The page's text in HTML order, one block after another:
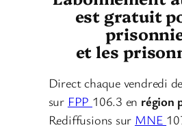
est gratuit
et les
Direct chaque vendredi
sur FPP 106.3 en région
Rediffusions sur MNE